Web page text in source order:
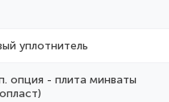
уплотнитель
опция - плита минваты